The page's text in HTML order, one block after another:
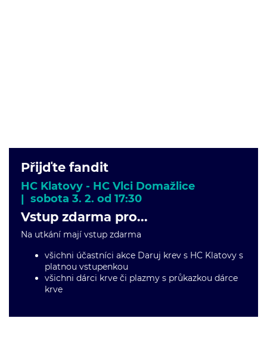
Přijďte fandit
HC Klatovy - HC Vlci Domažlice
| sobota 3. 2. od 17:30
Vstup zdarma pro...
Na utkání mají vstup zdarma
všichni účastníci akce Daruj krev s HC Klatovy s
platnou vstupenkou
všichni dárci krve či plazmy s průkazkou dárce
krve